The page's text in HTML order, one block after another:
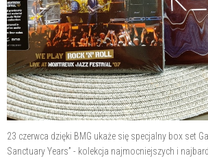
23 czerwca dzięki BMG ukaże się specjalny box set
Sanctuary Years” - kolekcja najmocniejszych i